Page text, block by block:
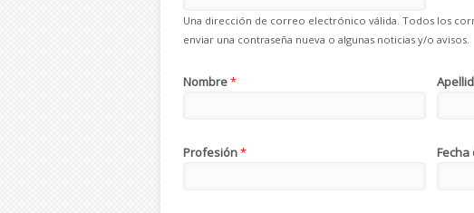
Una dirección de correo electrónico válida. Todos los
enviar una contraseña nueva o algunas noticias y/o avisos.
Nombre*
Profesión* Fecha